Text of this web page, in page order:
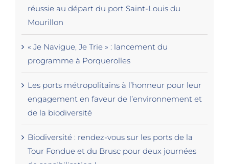
réussie au départ du port Saint-Louis du
Mourillon
« Je Navigue, Je Trie » : lancement du
programme à Porquerolles
Les ports métropolitains à l’honneur pour leur
engagement en faveur de l’environnement et
de la biodiversité
Biodiversité : rendez-vous sur les ports de la
Tour Fondue et du Brusc pour deux journées